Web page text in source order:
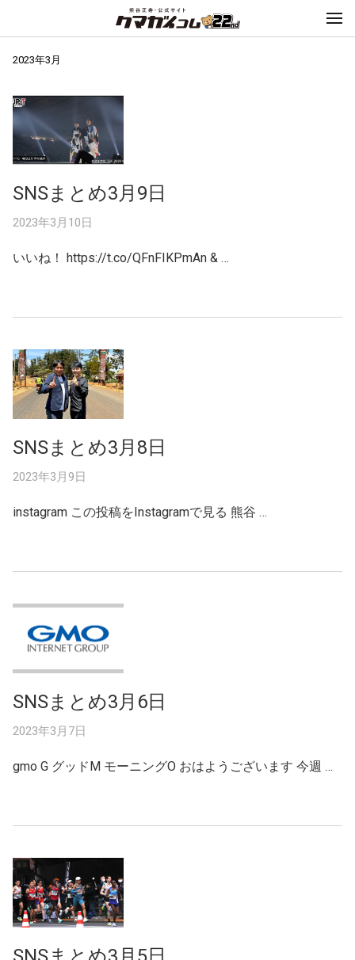
2023年3月
SNSまとめ3月9日
2023年3月10日
いいね！ https://t.co/QFnFIKPmAn & …
SNSまとめ3月8日
2023年3月9日
instagram この投稿をInstagramで見る 熊谷 …
SNSまとめ3月6日
2023年3月7日
gmo G グッドM モーニングO おはようございます 今週 …